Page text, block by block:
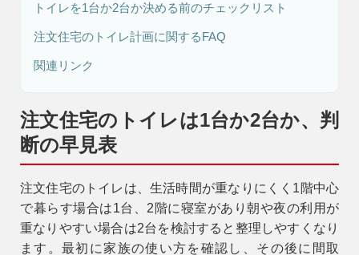
トイレを1台か2台か決める前のチェックリスト
注文住宅のトイレ計画に関するFAQ
関連リンク
注文住宅のトイレは1台か2台か、判
断の早見表
注文住宅のトイレは、生活時間が重なりにくく1階中心
で暮らす場合は1台、2階に寝室があり朝や夜の利用が
重なりやすい場合は2台を検討すると整理しやすくなり
ます。最初に家族の使い方を確認し、その後に間取
リノベーション